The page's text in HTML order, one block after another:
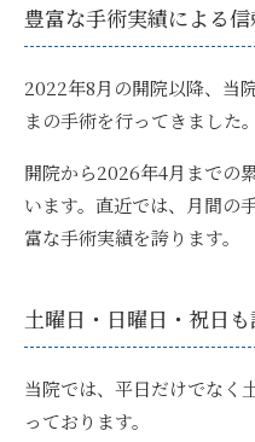
豊富な手術実績による
2022年8月の開院以降、当
まの手術を行ってきました。
開院から2026年4月までの
います。直近では、月間の
富な手術実績を誇ります。
土曜日・日曜日・祝日
当院では、平日だけでなく
っております。